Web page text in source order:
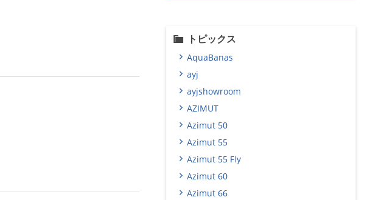
トピックス
AquaBanas
ayj
ayjshowroom
AZIMUT
Azimut 50
Azimut 55
Azimut 55 Fly
Azimut 60
Azimut 66